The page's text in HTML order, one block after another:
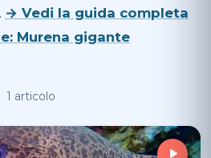
→ Vedi la guida completa
Murena gigante
1 articolo